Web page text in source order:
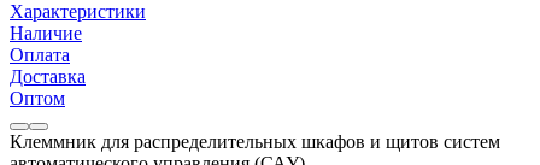
Характеристики
Наличие
Оплата
Доставка
Оптом
Клеммник для распределительных шкафов и щитов систем